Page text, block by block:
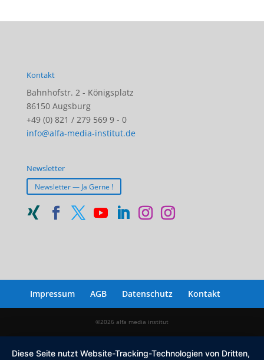
Kontakt
Bahnhofstr. 2 - Königsplatz
86150 Augsburg
+49 (0) 821 / 279 569 9 - 0
info@alfa-media-institut.de
Newsletter
Newsletter — Ja Gerne !
Impressum AGB Datenschutz Kontakt
©2026 alfa media institut
Diese Seite nutzt Website-Tracking-Technologien von Dritten,